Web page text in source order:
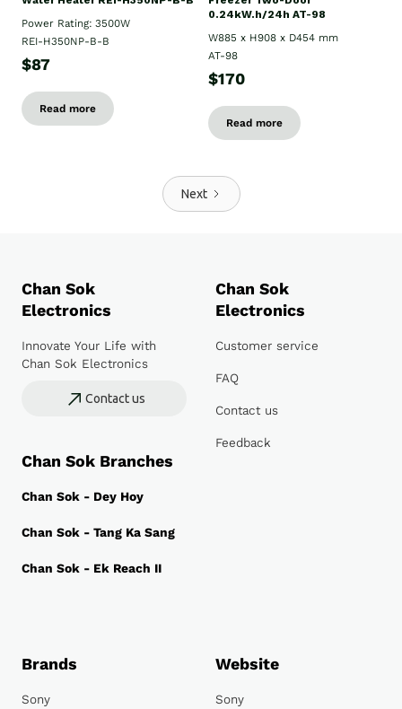
Power Rating: 3500W
REI-H350NP-B-B
$87
Read more
0.24kW.h/24h AT-98
W885 x H908 x D454 mm
AT-98
$170
Read more
Next
Chan Sok
Electronics
Innovate Your Life with
Chan Sok Electronics
Contact us
Chan Sok Branches
Chan Sok - Dey Hoy
Chan Sok - Tang Ka Sang
Chan Sok - Ek Reach II
Chan Sok
Electronics
Customer service
FAQ
Contact us
Feedback
Brands
Sony
Website
Sony